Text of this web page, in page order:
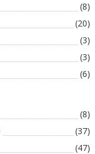
(8)
(20)
(3)
(3)
(6)
(8)
(37)
(47)